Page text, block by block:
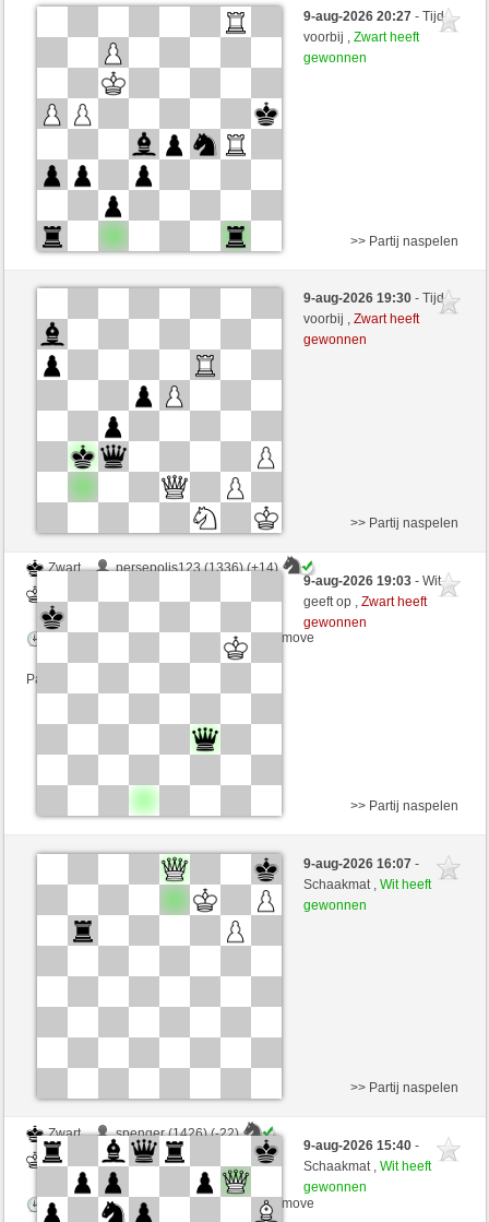
9-aug-2026 20:27- Tijd
voorbij ,Zwart heeft
gewonnen
Wit
nichtganzsaemisch (1374) (-20)
Speelduur: 10 minutes/side + 0 seconds/move
Partij telt mee voor de ranglijst
>> Partij naspelen
9-aug-2026 19:30- Tijd
voorbij ,Zwart heeft
gewonnen
Zwart
persepolis123 (1336) (+14)
Speelduur: 8 minutes/side + 0 seconds/move
Partij telt mee voor de ranglijst
>> Partij naspelen
9-aug-2026 19:03- Wit
geeft op ,Zwart heeft
gewonnen
Zwart
Postoronny2 (1384) (+13)
VITORIA (1311) (-13)
Speelduur: 5 minutes/side + 8 seconds/move
>> Partij naspelen
9-aug-2026 16:07-
Schaakmat ,Wit heeft
gewonnen
Zwart
spenger (1426) (-22)
Wit
VITORIA (1289) (+22)
Speelduur: 5 minutes/side + 8 seconds/move
>> Partij naspelen
9-aug-2026 15:40-
Schaakmat ,Wit heeft
gewonnen